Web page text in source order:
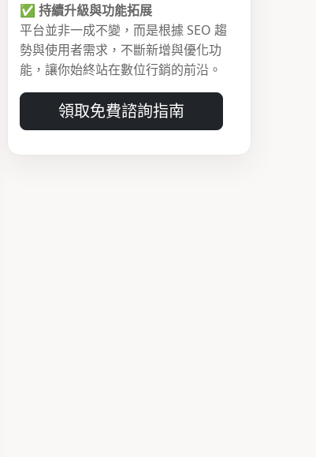
✅ 持續升級與功能拓展
平台並非一成不變，而是根據 SEO 趨
勢與使用者需求，不斷新增與優化功
能，讓你始終站在數位行銷的前沿。
領取免費諮詢指南